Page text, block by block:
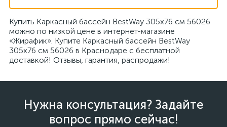
Купить Каркасный бассейн BestWay 305x76 см 56026
можно по низкой цене в интернет-магазине
«Жирафик». Купите Каркасный бассейн BestWay
305x76 см 56026 в Краснодаре с бесплатной
доставкой! Отзывы, гарантия, распродажи!
Нужна консультация? Задайте
вопрос прямо сейчас!